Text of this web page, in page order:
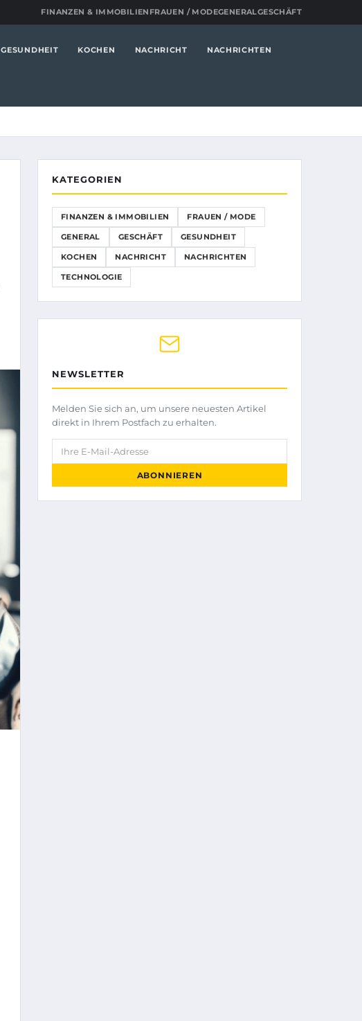
FINANZEN & IMMOBILIEN FRAUEN / MODEGENERALGESCHÄFT
GESUNDHEIT KOCHEN NACHRICHT NACHRICHTEN
KATEGORIEN
FINANZEN & IMMOBILIEN FRAUEN / MODE
GENERAL GESCHÄFT GESUNDHEIT
KOCHEN NACHRICHT NACHRICHTEN
TECHNOLOGIE
NEWSLETTER
Melden Sie sich an, um unsere neuesten Artikel
direkt in Ihrem Postfach zu erhalten.
Ihre E-Mail-Adresse
ABONNIEREN